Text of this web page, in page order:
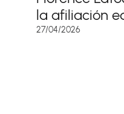
la afiliación
27/04/2026